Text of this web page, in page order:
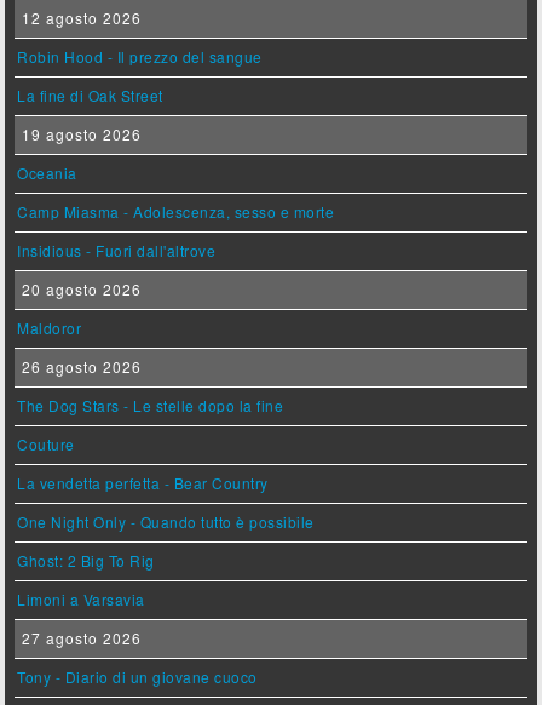
12 agosto 2026
Robin Hood - Il prezzo del sangue
La fine di Oak Street
19 agosto 2026
Oceania
Camp Miasma - Adolescenza, sesso e morte
Insidious - Fuori dall'altrove
20 agosto 2026
Maldoror
26 agosto 2026
The Dog Stars - Le stelle dopo la fine
Couture
La vendetta perfetta - Bear Country
One Night Only - Quando tutto è possibile
Ghost: 2 Big To Rig
Limoni a Varsavia
27 agosto 2026
Tony - Diario di un giovane cuoco